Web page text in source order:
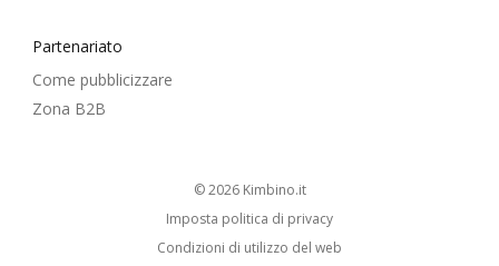
Partenariato
Come pubblicizzare
Zona B2B
© 2026 kimbino.it
Imposta politica di privacy
Condizioni di utilizzo del web